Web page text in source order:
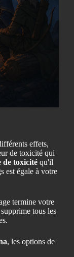
effets,
de toxicité qui
de toxicité qu'il
est égale à votre
termine votre
tous les
, les options de